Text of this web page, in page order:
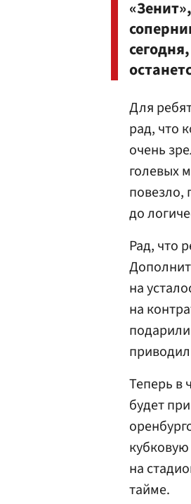
Для
рад, что
очень
голевых
повезло,
до
Рад, что
на
на
Теперь в
будет
на
тайме.